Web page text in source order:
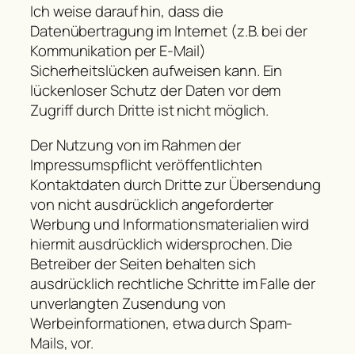
Ich weise darauf hin, dass die
Datenübertragung im Internet (z.B. bei der
Kommunikation per E-Mail)
Sicherheitslücken aufweisen kann. Ein
lückenloser Schutz der Daten vor dem
Zugriff durch Dritte ist nicht möglich.
Der Nutzung von im Rahmen der
Impressumspflicht veröffentlichten
Kontaktdaten durch Dritte zur Übersendung
von nicht ausdrücklich angeforderter
Werbung und Informationsmaterialien wird
hiermit ausdrücklich widersprochen. Die
Betreiber der Seiten behalten sich
ausdrücklich rechtliche Schritte im Falle der
unverlangten Zusendung von
Werbeinformationen, etwa durch Spam-
Mails, vor.